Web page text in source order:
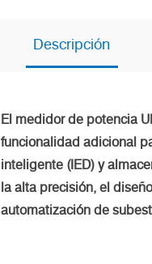
Descripción
El medidor de potencia
funcionalidad adicional
inteligente (IED) y
la alta precisión, el
automatización de